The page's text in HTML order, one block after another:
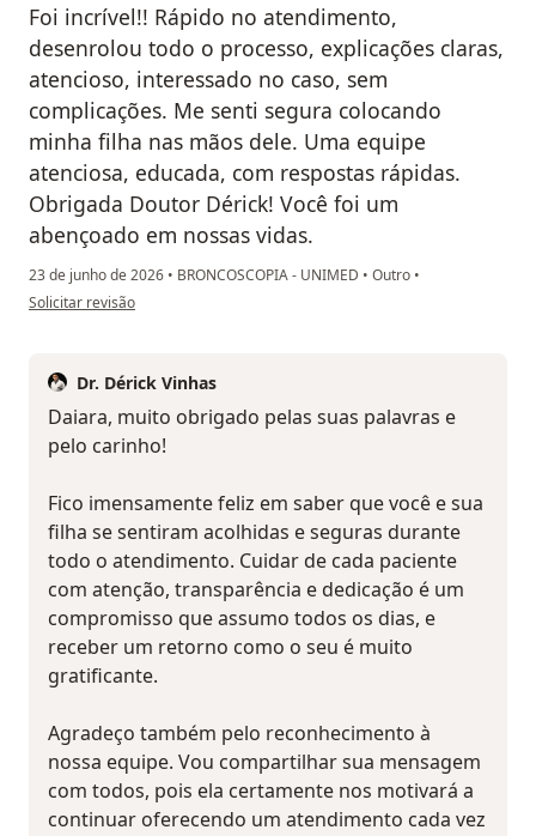
Foi incrível!! Rápido no atendimento,
desenrolou todo o processo, explicações claras,
atencioso, interessado no caso, sem
complicações. Me senti segura colocando
minha filha nas mãos dele. Uma equipe
atenciosa, educada, com respostas rápidas.
Obrigada Doutor Dérick! Você foi um
abençoado em nossas vidas.
23 de junho de 2026 • BRONCOSCOPIA - UNIMED • Outro •
na opinião do utilizador Daiara Morais
Solicitar revisão
Dr. Dérick Vinhas
Daiara, muito obrigado pelas suas palavras e
pelo carinho!
Fico imensamente feliz em saber que você e sua
filha se sentiram acolhidas e seguras durante
todo o atendimento. Cuidar de cada paciente
com atenção, transparência e dedicação é um
compromisso que assumo todos os dias, e
receber um retorno como o seu é muito
gratificante.
Agradeço também pelo reconhecimento à
nossa equipe. Vou compartilhar sua mensagem
com todos, pois ela certamente nos motivará a
continuar oferecendo um atendimento cada vez